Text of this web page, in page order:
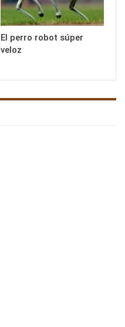
El perro robot súper
veloz